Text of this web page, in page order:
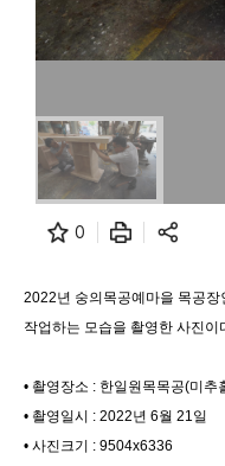
0
2022년 숭의목공예마을 목공장
작업하는 모습을 촬영한 사진이
• 촬영장소 : 한일원목목공(미추
• 촬영일시 : 2022년 6월 21일
• 사진크기 : 9504x6336